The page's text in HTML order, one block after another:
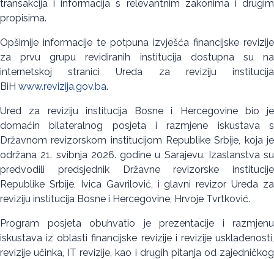
transakcija i informacija s relevantnim zakonima i drugim
propisima.
Opširnije informacije te potpuna izvješća financijske revizije
za prvu grupu revidiranih institucija dostupna su na
internetskoj stranici Ureda za reviziju institucija
BiH www.revizija.gov.ba.
Ured za reviziju institucija Bosne i Hercegovine bio je
domaćin bilateralnog posjeta i razmjene iskustava s
Državnom revizorskom institucijom Republike Srbije, koja je
održana 21. svibnja 2026. godine u Sarajevu. Izaslanstva su
predvodili predsjednik Državne revizorske institucije
Republike Srbije, Ivica Gavrilović, i glavni revizor Ureda za
reviziju institucija Bosne i Hercegovine, Hrvoje Tvrtković.
Program posjeta obuhvatio je prezentacije i razmjenu
iskustava iz oblasti financijske revizije i revizije usklađenosti,
revizije učinka, IT revizije, kao i drugih pitanja od zajedničkog